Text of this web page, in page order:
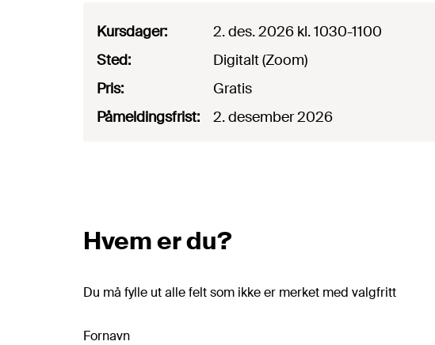
Kursdager: 2. des. 2026 kl. 1030-1100
Sted: Digitalt(Zoom)
Pris:
Gratis
Påmeldingsfrist: 2. desember 2026
Hvem er du?
Du må fylle ut alle felt som ikke er merket med valgfritt
Fornavn